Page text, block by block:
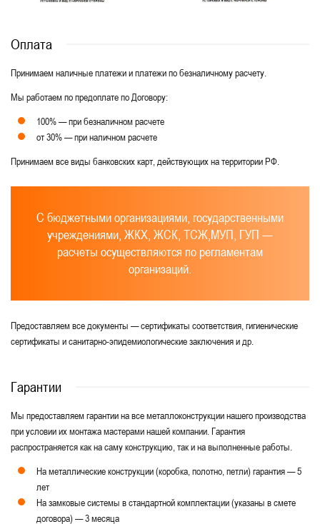
Оплата
Принимаем наличные платежи и платежи по безналичному расчету.
Мы работаем по предоплате по Договору:
100% — при безналичном расчете
от 30% — при наличном расчете
Принимаем все виды банковских карт, действующих на территории РФ.
С бюджетными организациями, государственными
учреждениями, ЖКХ, ЖСК, ТСЖ,МУП, ГУП —
расчеты осуществляются по регламентам
организаций.
Предоставляем все документы — сертификаты соответствия, гигиенические
сертификаты и санитарно-эпидемиологические заключения и др.
Гарантии
Мы предоставляем гарантии на все металлоконструкции нашего производства
при условии их монтажа мастерами нашей компании. Гарантия
распространяется как на саму конструкцию, так и на выполненные работы.
На металлические конструкции (коробка, полотно, петли) гарантия — 5
лет
На замковые системы в стандартной комплектации (указаны в смете
договора) — 3 месяца